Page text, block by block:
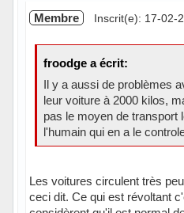
Membre Inscrit(e): 17-02-
froodge a écrit:
Il y a aussi de problèmes
leur voiture à 2000 kilos,
pas le moyen de transport
l'humain qui en a le
Les voitures circulent très
ceci dit. Ce qui est révoltant